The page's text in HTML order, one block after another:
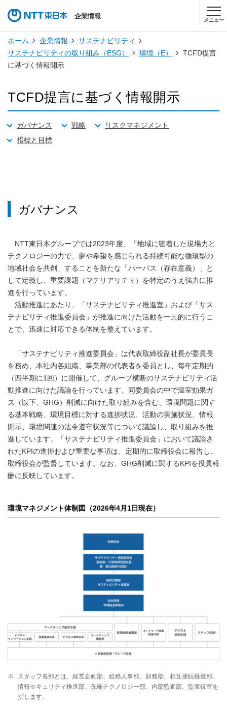
企業情報
メニュー
ホーム 企業情報
サステナビリティ
サステナビリティの取り組み（ESG）
環境（E）
TCFD提言
に基づく情報開示
TCFD提言に基づく情報開示
ガバナンス 戦略
リスクマネジメント
指標と目標
ガバナンス
NTT東日本グループでは2023年度、「地域に密着した現場力と
テクノロジーの力で、夢や希望を感じられる持続可能な循環型の
地域社会を共創」することを新たな「パーパス（存在意義）」と
して定義し、重要課題（マテリアリティ）を特定のうえ強力に推
進を行っています。
活動推進にあたり、「サステナビリティ推進室」および「サス
テナビリティ推進委員会」が推進に向けた活動を一元的に行うこ
とで、迅速に対応できる体制を整えています。
「サステナビリティ推進委員会」は代表取締役副社長が委員長
を務め、本社内各組織、事業部の代表者を委員とし、毎年定期的
（四半期に1回）に開催して、グループ横断のサステナビリティ活
動推進に向けた議論を行っています。同委員会の中で温室効果ガ
ス（以下、GHG）削減に向けた取り組みを含む、環境問題に関す
る基本戦略、環境目標に対する進捗状況、活動の実施状況、情報
開示、環境関連の法令遵守状況等について議論し、取り組みを推
進しています。「サステナビリティ推進委員会」において議論さ
れたKPIの進捗および重要な事項は、定期的に取締役会に報告し、
取締役会が監督しています。なお、GHG削減に関するKPIを役員報
酬に反映しています。
環境マネジメント体制図（2026年4月1日現在）
※
スタッフ各部とは、経営企画部、総務人事部、財務部、相互接続推進部、
情報セキュリティ推進部、先端テクノロジー部、内部監査部、監査役室を
指します。